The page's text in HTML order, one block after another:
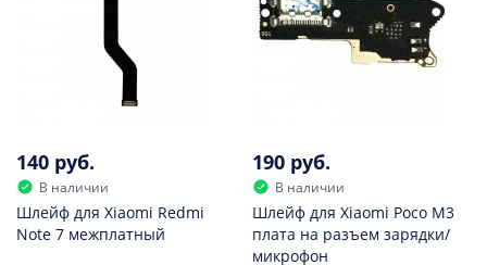
140 руб.
В наличии
Шлейф для Xiaomi Redmi
Note 7 межплатный
190 руб.
В наличии
Шлейф для Xiaomi Poco M3
плата на разъем зарядки/
микрофон